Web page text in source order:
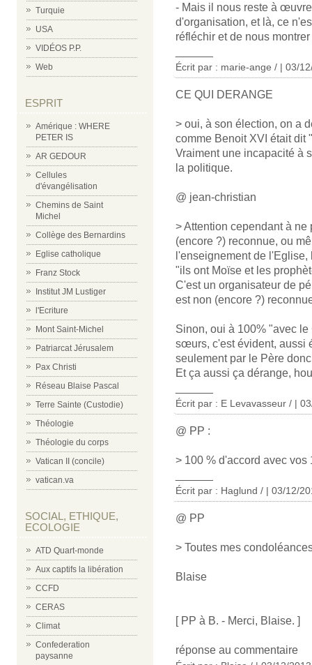
Turquie
USA
VIDÉOS P.P.
Web
ESPRIT
Amérique : WHERE
PETER IS
AR GEDOUR
Cellules
d'évangélisation
Chemins de Saint
Michel
Collège des Bernardins
Eglise catholique
Franz Stock
Institut JM Lustiger
l'Ecriture
Mont Saint-Michel
Patriarcat Jérusalem
Pax Christi
Réseau Blaise Pascal
Terre Sainte (Custodie)
Théologie
Théologie du corps
Vatican II (concile)
vatican.va
SOCIAL, ETHIQUE,
ECOLOGIE
ATD Quart-monde
Aux captifs la libération
CCFD
CERAS
Climat
Confederation
paysanne
- Mais il nous reste à
d'organisation, et là, ce
réfléchir et de nous
Écrit par : marie-ange / | 03/
CE QUI DERANGE
> oui, à son élection, on a
comme Benoit XVI était dit
Vraiment une incapacité à
la politique.
@ jean-christian
> Attention cependant à
(encore ?) reconnue, ou
l'enseignement de
"ils ont Moïse et les
C'est un organisateur de
est non (encore ?)
Sinon, oui à 100% "avec
sœurs, c'est évident, aussi
seulement par le Père
Et ça aussi ça dérange,
Écrit par : E Levavasseur / |
@ PP :
> 100 % d'accord avec vos
Écrit par : Haglund / | 03/12/
@ PP
> Toutes mes
Blaise
[ PP à B. - Merci, Blaise. ]
réponse au commentaire